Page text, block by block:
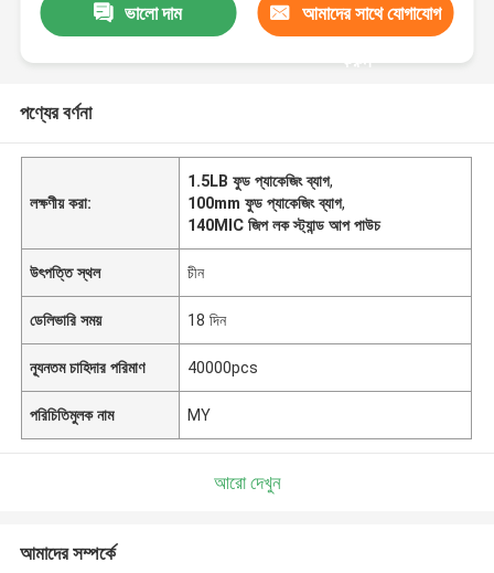
ভালো দাম আমাদের সাথে যোগাযোগ
করুন
পণ্যের বর্ণনা
লক্ষণীয় করা:
1.5LB ফুড প্যাকেজিং ব্যাগ,
100mm ফুড প্যাকেজিং ব্যাগ,
140MIC জিপ লক স্ট্যান্ড আপ পাউচ
উৎপত্তি স্থল চীন
ডেলিভারি সময় 18 দিন
ন্যূনতম চাহিদার পরিমাণ 40000pcs
পরিচিতিমুলক নাম MY
আরো দেখুন
আমাদের সম্পর্কে